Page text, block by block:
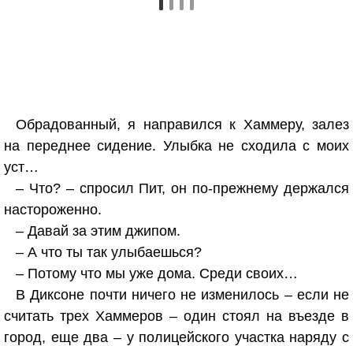
Обрадованный, я направился к Хаммеру, залез
на переднее сидение. Улыбка не сходила с моих
уст…
– Что? – спросил Пит, он по-прежнему держался
настороженно.
– Давай за этим джипом.
– А что ты так улыбаешься?
– Потому что мы уже дома. Среди своих…
В Диксоне почти ничего не изменилось – если не
считать трех Хаммеров – один стоял на въезде в
город, еще два – у полицейского участка наряду с